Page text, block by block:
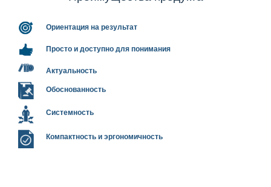
Ориентация на результат
Просто и доступно для понимания
Актуальность
Обоснованность
Системность
Компактность и эргономичность